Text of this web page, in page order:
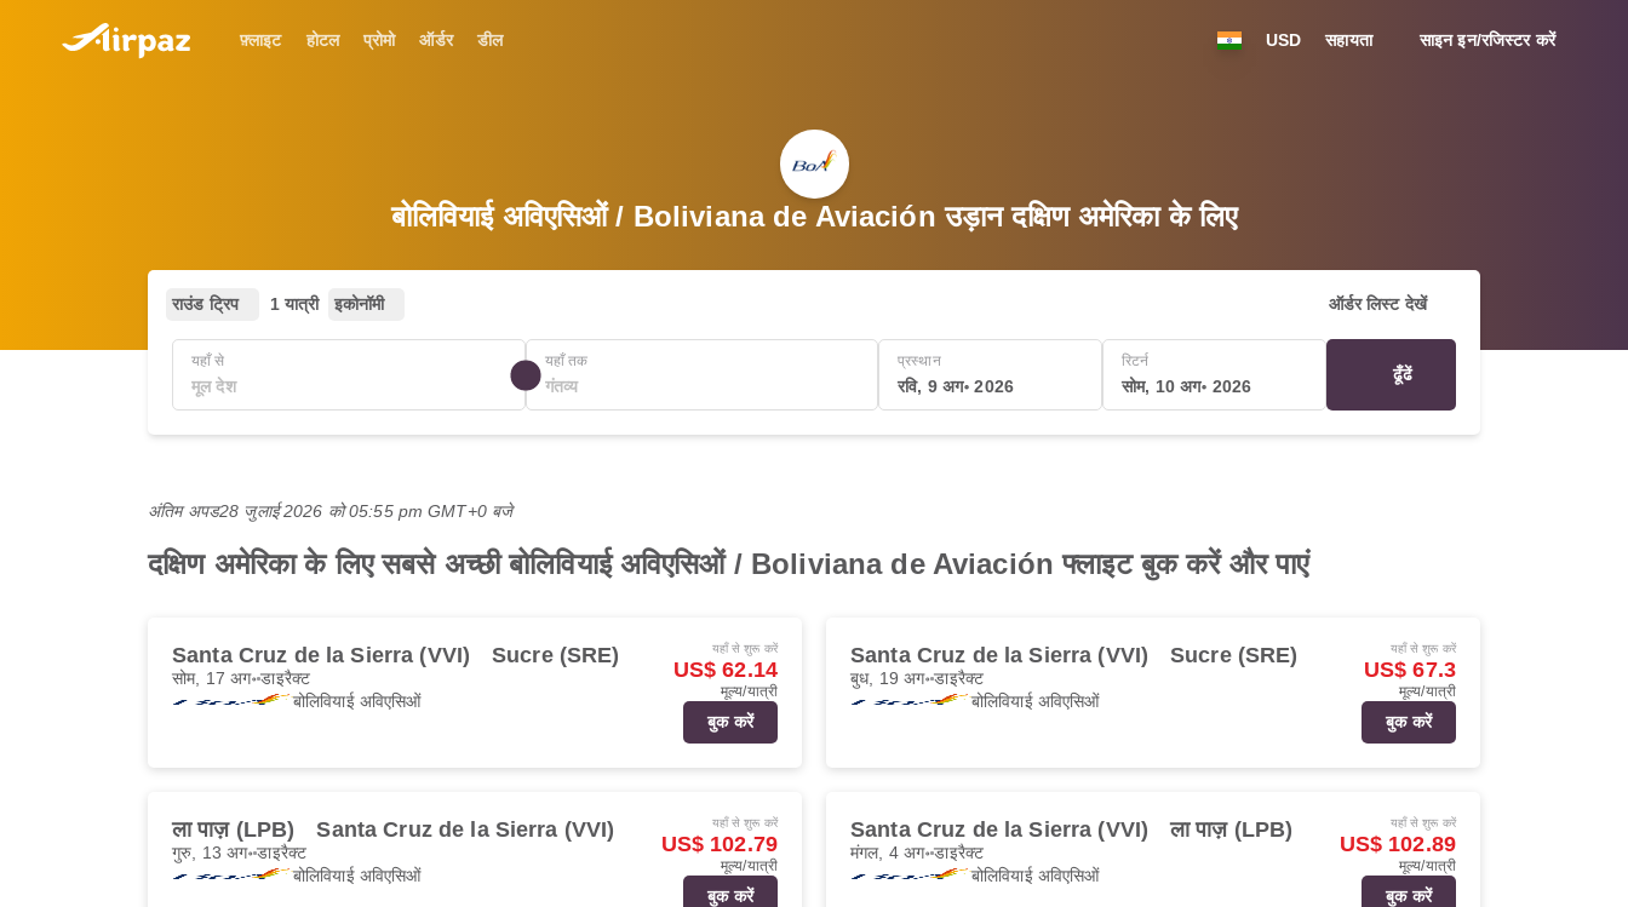
फ़्लाइट होटल प्रोमो ऑर्डर डील USD सहायता साइन इन/रजिस्टर करें
बोलिवियाई अविएसिओं / Boliviana de Aviación उड़ान दक्षिण अमेरिका के लिए
राउंड ट्रिप 1 यात्री इकोनॉमी ऑर्डर लिस्ट देखें
यहाँ से यहाँ तक प्रस्थान
रवि, 9 अग॰ 2026
रिटर्न
सोम, 10 अग॰ 2026
ढूँढें
अंतिम अपड28 जुलाई 2026 को 05:55 pm GMT+0 बजे
दक्षिण अमेरिका के लिए सबसे अच्छी बोलिवियाई अविएसिओं / Boliviana de Aviación फ्लाइट बुक करें और पाएं
Santa Cruz de la Sierra (VVI) Sucre (SRE)
सोम, 17 अग॰डाइरैक्ट
बोलिवियाई अविएसिओं
यहाँ से शुरू करें
US$ 62.14
मूल्य/यात्री
बुक करें
Santa Cruz de la Sierra (VVI) Sucre (SRE)
बुध, 19 अग॰डाइरैक्ट
बोलिवियाई अविएसिओं
यहाँ से शुरू करें
US$ 67.3
मूल्य/यात्री
बुक करें
ला पाज़ (LPB) Santa Cruz de la Sierra (VVI)
गुरु, 13 अग॰डाइरैक्ट
बोलिवियाई अविएसिओं
यहाँ से शुरू करें
US$ 102.79
मूल्य/यात्री
बुक करें
Santa Cruz de la Sierra (VVI) ला पाज़ (LPB)
मंगल, 4 अग॰डाइरैक्ट
बोलिवियाई अविएसिओं
यहाँ से शुरू करें
US$ 102.89
मूल्य/यात्री
बुक करें